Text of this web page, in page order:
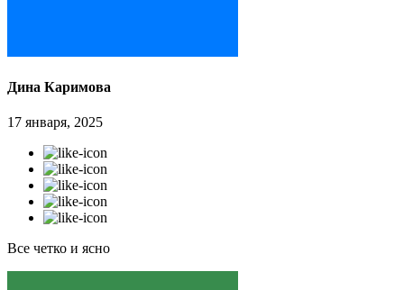
Дина Каримова
17 января, 2025
Все четко и ясно